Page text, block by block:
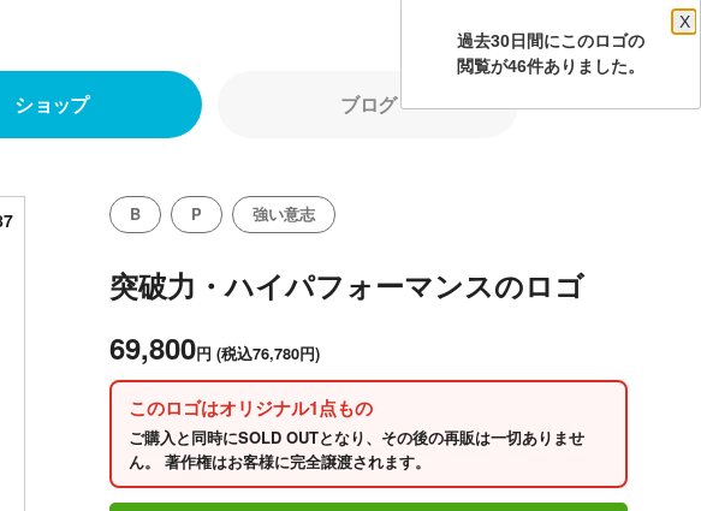
ショップ ブログ
B P 強い意志
突破力・ハイパフォーマンスのロゴ
69,800円 (税込76,780円)
このロゴはオリジナル1点もの
ご購入と同時にSOLD OUTとなり、その後の再販は一切ありませ
ん。 著作権はお客様に完全譲渡されます。
過去30日間にこのロゴの
X
閲覧が46件ありました。